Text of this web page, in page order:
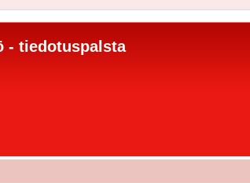
- tiedotuspalsta